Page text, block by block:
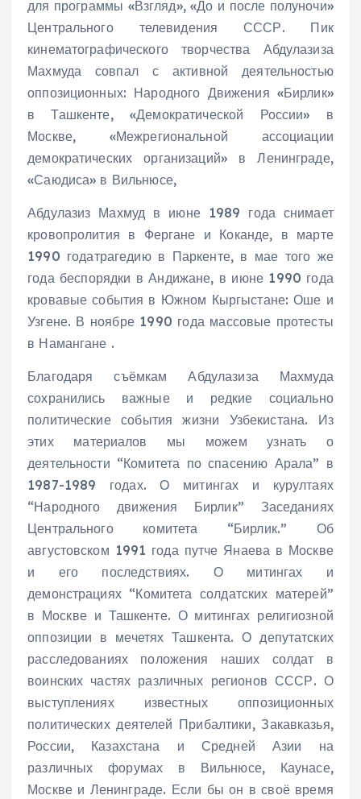
для программы «Взгляд», «До и после полуночи»
Центрального телевидения СССР. Пик
кинематографического творчества Абдулазиза
Махмуда совпал с активной деятельностью
оппозиционных: Народного Движения «Бирлик»
в Ташкенте, «Демократической России» в
Москве, «Межрегиональной ассоциации
демократических организаций» в Ленинграде,
«Саюдиса» в Вильнюсе,
Абдулазиз Махмуд в июне 1989 года снимает
кровопролития в Фергане и Коканде, в марте
1990 годатрагедию в Паркенте, в мае того же
года беспорядки в Андижане, в июне 1990 года
кровавые события в Южном Кыргыстане: Оше и
Узгене. В ноябре 1990 года массовые протесты
в Намангане .
Благодаря съёмкам Абдулазиза Махмуда
сохранились важные и редкие социально
политические события жизни Узбекистана. Из
этих материалов мы можем узнать о
деятельности “Комитета по спасению Арала” в
1987-1989 годах. О митингах и курултаях
“Народного движения Бирлик” Заседаниях
Центрального комитета “Бирлик.” Об
августовском 1991 года путче Янаева в Москве
и его последствиях. О митингах и
демонстрациях “Комитета солдатских матерей”
в Москве и Ташкенте. О митингах религиозной
оппозиции в мечетях Ташкента. О депутатских
расследованиях положения наших солдат в
воинских частях различных регионов СССР. О
выступлениях известных оппозиционных
политических деятелей Прибалтики, Закавказья,
России, Казахстана и Средней Азии на
различных форумах в Вильнюсе, Каунасе,
Москве и Ленинграде. Если бы он в своё время